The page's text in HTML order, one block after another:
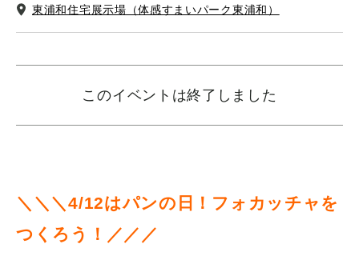
東浦和住宅展示場（体感すまいパーク東浦和）
このイベントは終了しました
＼ ＼ ＼4/12はパンの日！フォカッチャを
つくろう！ ／ ／ ／